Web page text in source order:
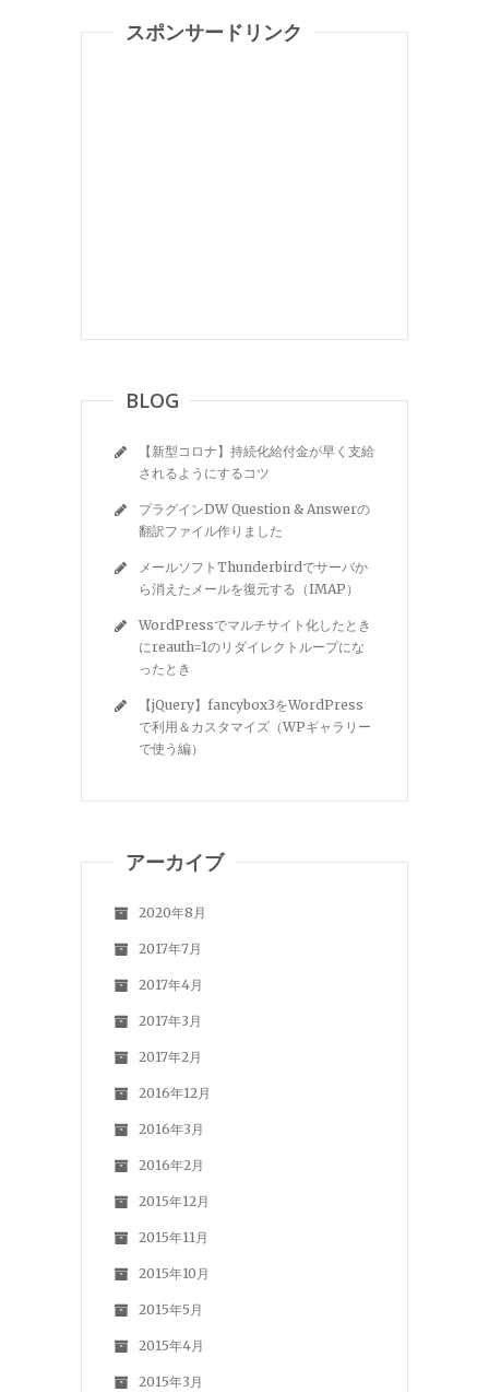
スポンサードリンク
BLOG
【新型コロナ】持続化給付金が早く支給
されるようにするコツ
プラグインDW Question & Answerの
翻訳ファイル作りました
メールソフトThunderbirdでサーバか
ら消えたメールを復元する（IMAP）
WordPressでマルチサイト化したとき
にreauth=1のリダイレクトループにな
ったとき
【jQuery】fancybox3をWordPress
で利用＆カスタマイズ（WPギャラリー
で使う編）
アーカイブ
2020年8月
2017年7月
2017年4月
2017年3月
2017年2月
2016年12月
2016年3月
2016年2月
2015年12月
2015年11月
2015年10月
2015年5月
2015年4月
2015年3月